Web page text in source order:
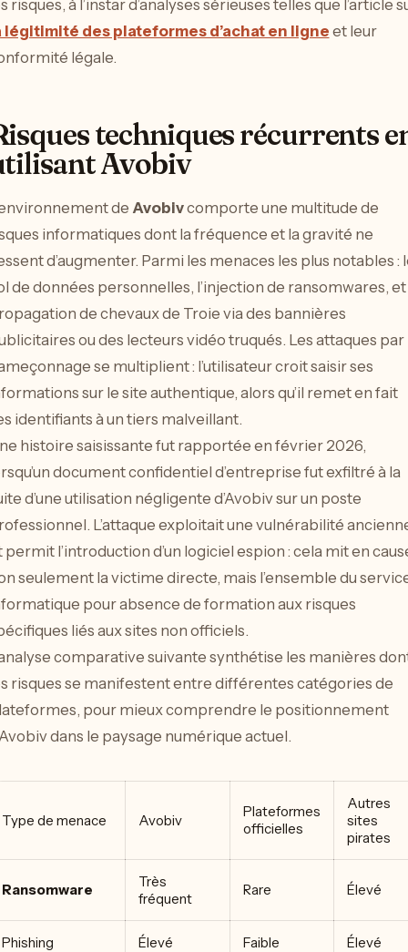
risques, à l’instar d’analyses sérieuses telles que l’article
légitimité des plateformes d’achat en ligne et leur
légale.
techniques récurrents
Avobiv
de Avobivcomporte une multitude de
informatiques dont la fréquence et la gravité ne
d’augmenter. Parmi les menaces les plus notables :
de données personnelles, l’injection de ransomwares, et
de chevaux de Troie via des bannières
ou des lecteurs vidéo truqués. Les attaques par
se multiplient : l’utilisateur croit saisir ses
sur le site authentique, alors qu’il remet en fait
identifiants à un tiers malveillant.
histoire saisissante fut rapportée en février 2026,
document confidentiel d’entreprise fut exfiltré à la
d’une utilisation négligente d’Avobiv sur un poste
L’attaque exploitait une vulnérabilité
permit l’introduction d’un logiciel espion : cela mit en
seulement la victime directe, mais l’ensemble du
pour absence de formation aux risques
liés aux sites non officiels.
comparative suivante synthétise les manières
risques se manifestent entre différentes catégories de
pour mieux comprendre le positionnement
dans le paysage numérique actuel.
Type de menace Avobiv
Plateformes
officielles
Autres
sites
pirates
Ransomware
Très
fréquent
Rare Élevé
Phishing Élevé Faible Élevé